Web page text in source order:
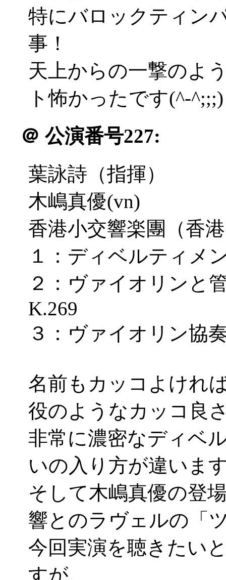
特にバロックティン
事！
天上からの一撃のよ
ト怖かったです(^-^;;;)
＠ 公演番号227:
葉詠詩（指揮）
木嶋真優(vn)
香港小交響楽團（香
１：ディベルティメ
２：ヴァイオリンと
K.269
３：ヴァイオリン協
名前もカッコよけれ
役のようなカッコ良
非常に濃密なディベ
いの入り方が違いま
そして木嶋真優の登
響とのラヴェルの「
今回実演を聴きたい
すが、